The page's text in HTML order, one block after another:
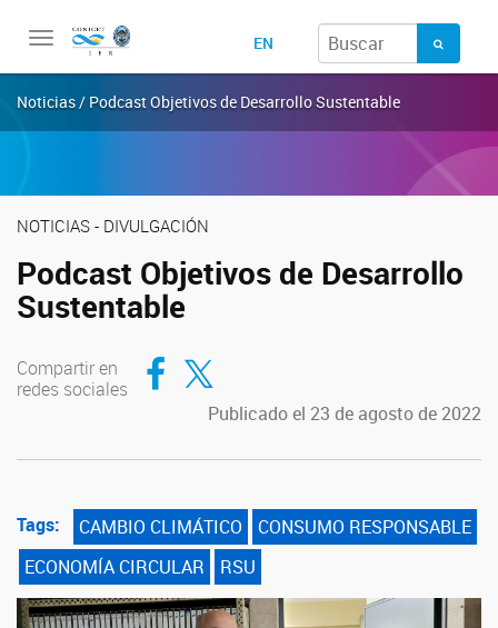
Toggle
EN
Noticias / Podcast Objetivos de Desarrollo Sustentable
NOTICIAS - DIVULGACIÓN
Podcast Objetivos de Desarrollo
Sustentable
Compartir en
redes sociales
Compartir en Facebook
Compartir en Twitter
Publicado el 23 de agosto de 2022
Tags: CAMBIO CLIMÁTICO
CONSUMO RESPONSABLE
ECONOMÍA CIRCULAR
RSU